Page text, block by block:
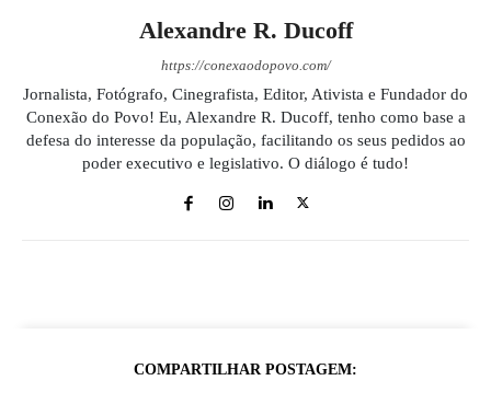
Alexandre R. Ducoff
https://conexaodopovo.com/
Jornalista, Fotógrafo, Cinegrafista, Editor, Ativista e Fundador do
Conexão do Povo! Eu, Alexandre R. Ducoff, tenho como base a
defesa do interesse da população, facilitando os seus pedidos ao
poder executivo e legislativo. O diálogo é tudo!
COMPARTILHAR POSTAGEM: